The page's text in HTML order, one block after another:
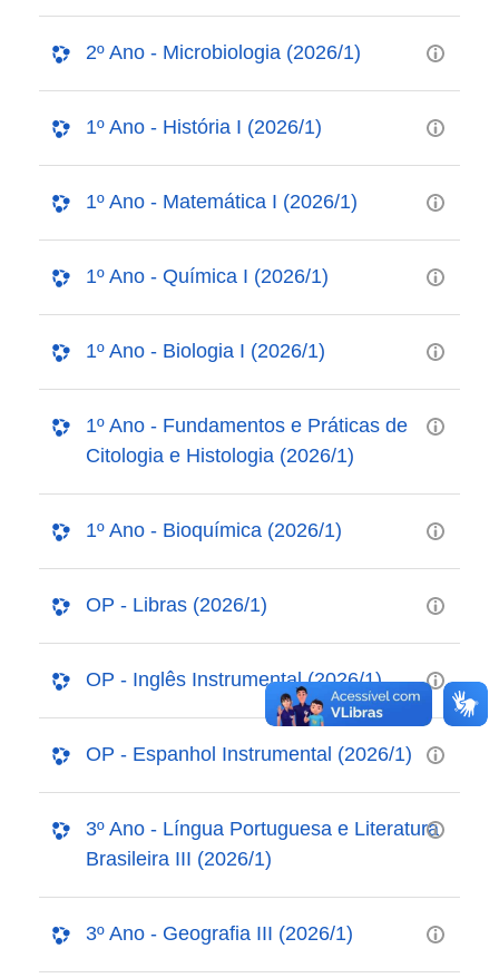
2º Ano - Microbiologia (2026/1)
1º Ano - História I (2026/1)
1º Ano - Matemática I (2026/1)
1º Ano - Química I (2026/1)
1º Ano - Biologia I (2026/1)
1º Ano - Fundamentos e Práticas de
Citologia e Histologia (2026/1)
1º Ano - Bioquímica (2026/1)
OP - Libras (2026/1)
OP - Inglês Instrumental (2026/1)
OP - Espanhol Instrumental (2026/1)
3º Ano - Língua Portuguesa e Literatura
Brasileira III (2026/1)
3º Ano - Geografia III (2026/1)